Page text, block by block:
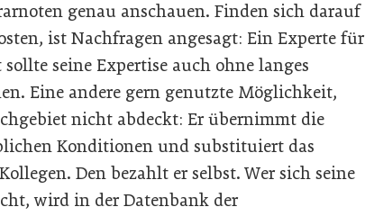
genau anschauen. Finden sich darauf
ist Nachfragen angesagt: Ein Experte für
seine Expertise auch ohne langes
Eine andere gern genutzte Möglichkeit,
nicht abdeckt: Er übernimmt die
Konditionen und substituiert das
Den bezahlt er selbst. Wer sich seine
wird in der Datenbank der